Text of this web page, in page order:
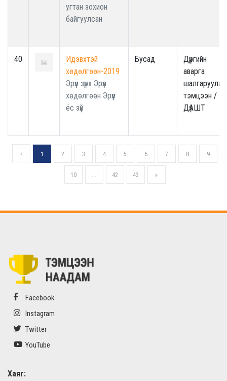
угтан зохион
байгуулсан
40
Идэвхтэй
хөдөлгөөн-2019
Эрүүл зүрх Эрүүл
хөдөлгөөн Эрүүл
ёс зүй
Бусад
Дүүргийн
аварга
шалгаруулах
тэмцээн /
ДүАШТ
1 2 3 4 5 6 7 8 9
10 ... 42 43 »
Facebook
Instagram
Twitter
YouTube
Хаяг: